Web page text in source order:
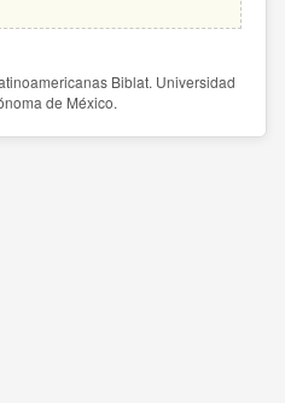
Biblat. Universidad
de México.